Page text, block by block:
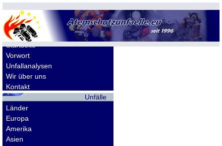
Allgemeines
Startseite
Vorwort
Unfallanalysen
Wir über uns
Kontakt
Unfälle
Länder
Europa
Amerika
Asien